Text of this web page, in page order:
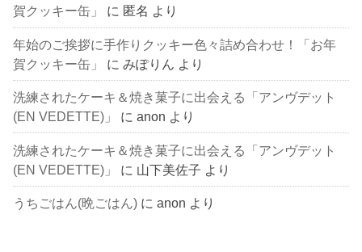
賀クッキー缶」
に 匿名 より
年始のご挨拶に手作りクッキー色々詰め合わせ！「お年
賀クッキー缶」
にみぽりん より
洗練されたケーキ＆焼き菓子に出会える「アンヴデット
(EN VEDETTE)」
にanon より
洗練されたケーキ＆焼き菓子に出会える「アンヴデット
(EN VEDETTE)」
に 山下美佐子 より
うちごはん(晩ごはん) にanon より